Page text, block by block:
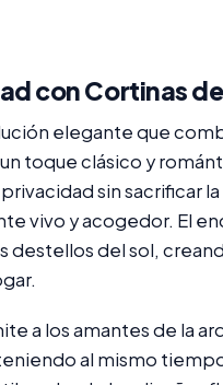
con Cortinas
elegante que
toque clásico y
sin sacrificar la
vivo y acogedor. El
destellos del sol,
a los amantes de la
al mismo